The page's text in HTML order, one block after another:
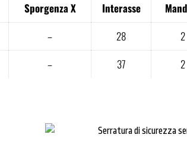
Sporgenza X Interasse
– 28 2
– 37 2